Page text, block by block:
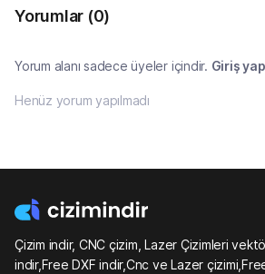
Yorumlar (0)
Yorum alanı sadece üyeler içindir. Giriş yap
Henüz yorum yapılmadı
Çizim indir, CNC çizim, Lazer Çizimleri
indir,Free DXF indir,Cnc ve Lazer